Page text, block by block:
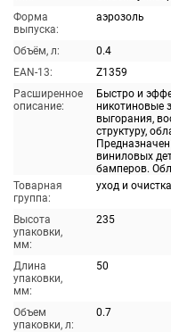
Форма
выпуска:
аэрозоль
Объём, л:
0.4
EAN-13:
Z1359
Расширенное
описание:
Быстро и
никотиновые
выгорания,
структуру,
виниловых
бамперов.
Товарная
группа:
уход и очистка
Высота
упаковки,
мм:
235
Длина
упаковки,
мм:
50
Объем
упаковки, л:
0.7